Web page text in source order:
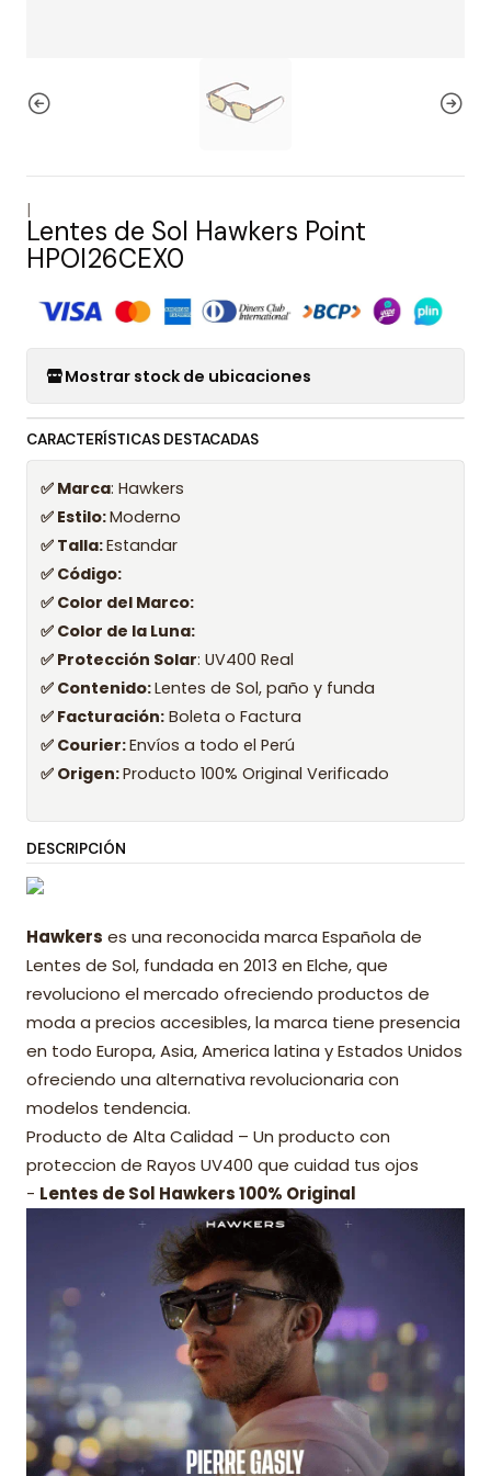
|
Lentes de Sol Hawkers Point
HPOI26CEX0
Mostrar stock de ubicaciones
CARACTERÍSTICAS DESTACADAS
✅ Marca: Hawkers
✅ Estilo:Moderno
✅ Talla:Estandar
✅ Código:
✅ Color del Marco:
✅ Color de la Luna:
✅ Protección Solar: UV400 Real
✅ Contenido:Lentes de Sol, paño y funda
✅ Facturación: Boleta o Factura
✅ Courier:Envíos a todo el Perú
✅ Origen:Producto 100% Original Verificado
DESCRIPCIÓN
Hawkers es una reconocida marca Española de
Lentes de Sol, fundada en 2013 en Elche, que
revoluciono el mercado ofreciendo productos de
moda a precios accesibles, la marca tiene presencia
en todo Europa, Asia, America latina y Estados Unidos
ofreciendo una alternativa revolucionaria con
modelos tendencia.
Producto de Alta Calidad – Un producto con
proteccion de Rayos UV400 que cuidad tus ojos
- Lentes de Sol Hawkers 100% Original